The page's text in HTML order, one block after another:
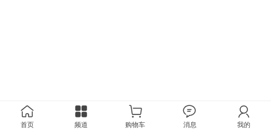
首页 频道 购物车 消息 我的